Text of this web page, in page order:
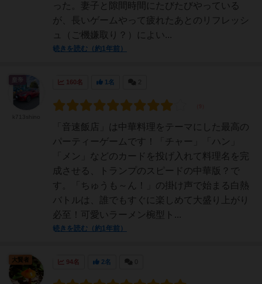
った。妻子と隙間時間にたびたびやっている
が、長いゲームやって疲れたあとのリフレッシ
ュ（ご機嫌取り？）によい...
続きを読む（約1年前）
160名 1名
「音速飯店」は中華料理をテーマにした最高の
パーティーゲームです！「チャー」「ハン」
「メン」などのカードを投げ入れて料理名を完
成させる、トランプのスピードの中華版？で
す。「ちゅうも～ん！」の掛け声で始まる白熱
バトルは、誰でもすぐに楽しめて大盛り上がり
必至！可愛いラーメン椀型ト...
続きを読む（約1年前）
皇帝
94名 2名
大賢者